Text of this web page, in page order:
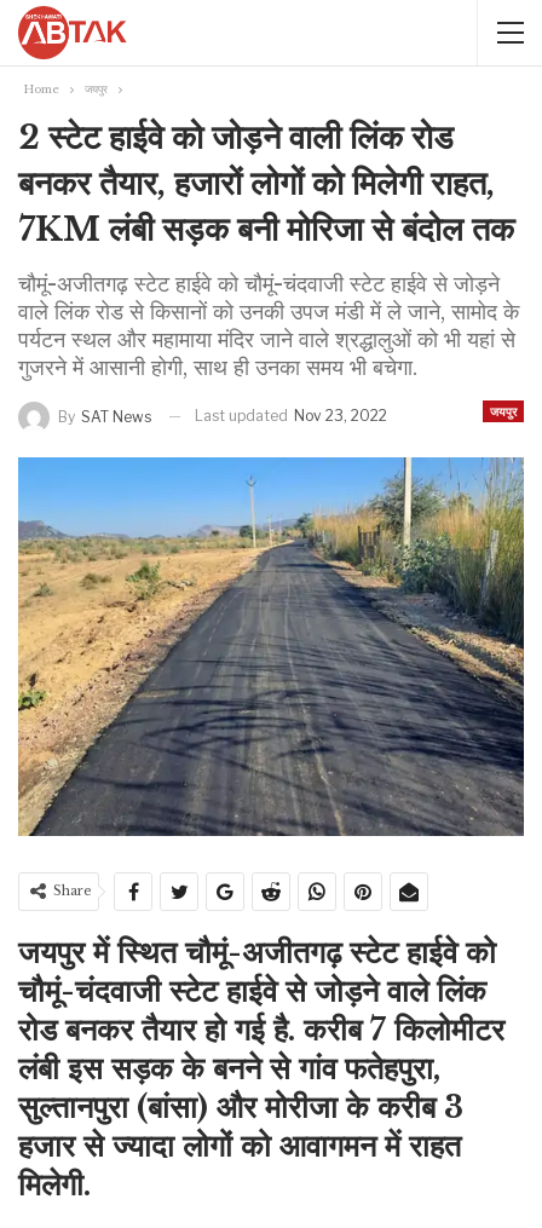
Home जयपुर
2 स्टेट हाईवे को जोड़ने वाली लिंक रोड
बनकर तैयार, हजारों लोगों को मिलेगी राहत,
7KM लंबी सड़क बनी मोरिजा से बंदोल तक
चौमूं-अजीतगढ़ स्टेट हाईवे को चौमूं-चंदवाजी स्टेट हाईवे से जोड़ने
वाले लिंक रोड से किसानों को उनकी उपज मंडी में ले जाने, सामोद के
पर्यटन स्थल और महामाया मंदिर जाने वाले श्रद्धालुओं को भी यहां से
गुजरने में आसानी होगी, साथ ही उनका समय भी बचेगा.
जयपुर
By SAT News Last updated Nov 23, 2022
Share
जयपुर में स्थित चौमूं-अजीतगढ़ स्टेट हाईवे को
चौमूं-चंदवाजी स्टेट हाईवे से जोड़ने वाले लिंक
रोड बनकर तैयार हो गई है. करीब 7 किलोमीटर
लंबी इस सड़क के बनने से गांव फतेहपुरा,
सुल्तानपुरा (बांसा) और मोरीजा के करीब 3
हजार से ज्यादा लोगों को आवागमन में राहत
मिलेगी.